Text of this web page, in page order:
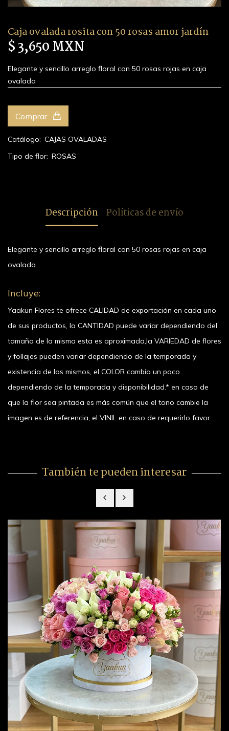
Caja ovalada rosita con 50 rosas amor jardín
$ 3,650 MXN
Elegante y sencillo arreglo floral con 50 rosas rojas en caja
ovalada
Comprar
Catálogo: CAJAS OVALADAS
Tipo de flor: ROSAS
Descripción Políticas de envío
Elegante y sencillo arreglo floral con 50 rosas rojas en caja
ovalada
Incluye:
Yaakun Flores te ofrece CALIDAD de exportación en cada uno
de sus productos, la CANTIDAD puede variar dependiendo del
tamaño de la misma esta es aproximada,la VARIEDAD de flores
y follajes pueden variar dependiendo de la temporada y
existencia de los mismos, el COLOR cambia un poco
dependiendo de la temporada y disponibilidad.* en caso de
que la flor sea pintada es más común que el tono cambie la
imagen es de referencia, el VINIL en caso de requerirlo favor
También te pueden interesar